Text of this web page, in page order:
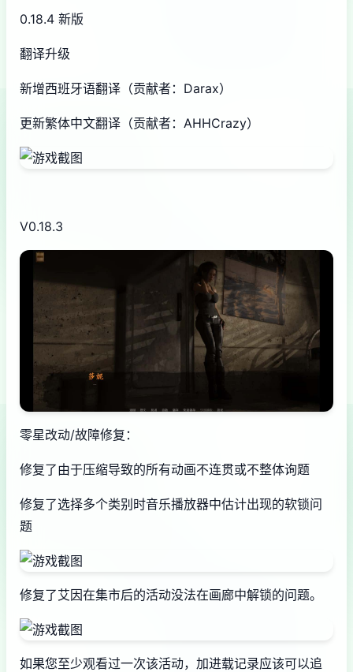
0.18.4 新版
翻译升级
新增西班牙语翻译（贡献者：Darax）
更新繁体中文翻译（贡献者：AHHCrazy）
V0.18.3
零星改动/故障修复：
修复了由于压缩导致的所有动画不连贯或不整体询题
修复了选择多个类别时音乐播放器中估计出现的软锁问
题
修复了艾因在集市后的活动没法在画廊中解锁的问题。
如果您至少观看过一次该活动，加进载记录应该可以追